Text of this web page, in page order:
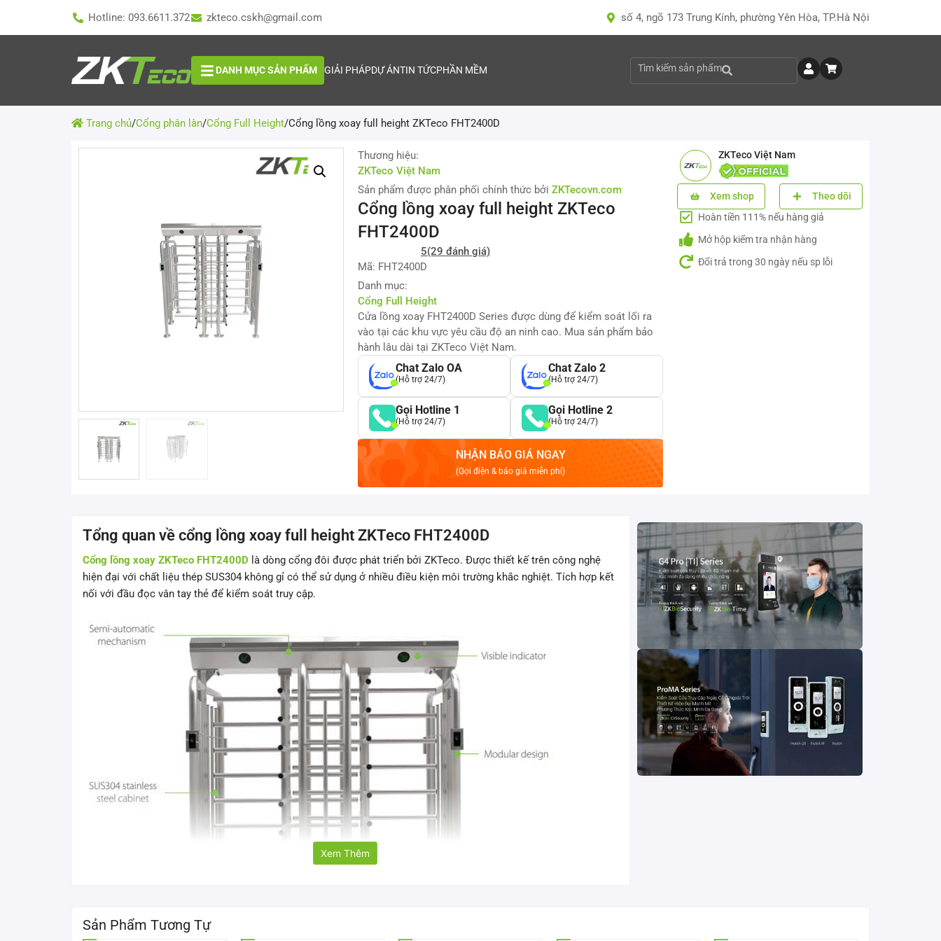
Hotline: 093.6611.372 zkteco.cskh@gmail.com số 4, ngõ 173 Trung Kính, phường Yên Hòa, TP.Hà Nội
DANH MỤC SẢN PHẨM GIẢI PHÁPDỰ ÁNTIN TỨCPHẦN MỀM Tìm kiếm sản phẩm
Trang chủ/Cổng phân làn/Cổng Full Height/Cổng lồng xoay full height ZKTeco FHT2400D
Thương hiệu:
ZKTeco Việt Nam
Sản phẩm được phân phối chính thức bởi ZKTecovn.com
Cổng lồng xoay full height ZKTeco
FHT2400D
5(29 đánh giá)
Mã: FHT2400D
Danh mục:
Cổng Full Height
Cửa lồng xoay FHT2400D Series được dùng để kiểm soát lối ra
vào tại các khu vực yêu cầu độ an ninh cao. Mua sản phẩm bảo
hành lâu dài tại ZKTeco Việt Nam.
Chat Zalo OA
(Hỗ trợ 24/7)
Chat Zalo 2
(Hỗ trợ 24/7)
Gọi Hotline 1
(Hỗ trợ 24/7)
Gọi Hotline 2
(Hỗ trợ 24/7)
NHẬN BÁO GIÁ NGAY
(Gọi điện & báo giá miễn phí)
ZKTeco Việt Nam
Xem shop
Theo dõi
Hoàn tiền 111% nếu hàng giả
Mở hộp kiểm tra nhận hàng
Đổi trả trong 30 ngày nếu sp lỗi
Tổng quan về cổng lồng xoay full height ZKTeco FHT2400D
Cổng lồng xoay ZKTeco FHT2400D là dòng cổng đôi được phát triển bởi ZKTeco. Được thiết kế trên công nghệ
hiện đại với chất liệu thép SUS304 không gỉ có thể sử dụng ở nhiều điều kiện môi trường khắc nghiệt. Tích hợp kết
nối với đầu đọc vân tay thẻ để kiểm soát truy cập.
Xem Thêm
Sản Phẩm Tương Tự